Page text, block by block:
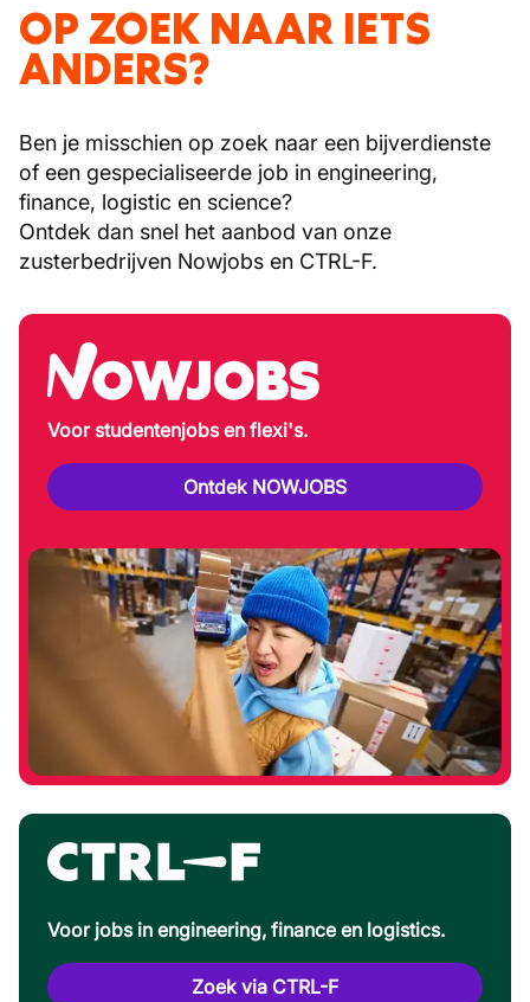
OP ZOEK NAAR IETS
ANDERS?
Ben je misschien op zoek naar een bijverdienste
of een gespecialiseerde job in engineering,
finance, logistic en science?
Ontdek dan snel het aanbod van onze
zusterbedrijven Nowjobs en CTRL-F.
Voor studentenjobs en flexi's.
Ontdek NOWJOBS
Voor jobs in engineering, finance en logistics.
Zoek via CTRL-F